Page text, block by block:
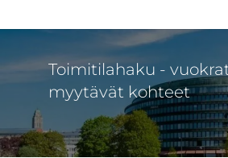
Toimitilahaku -
myytävät kohteet